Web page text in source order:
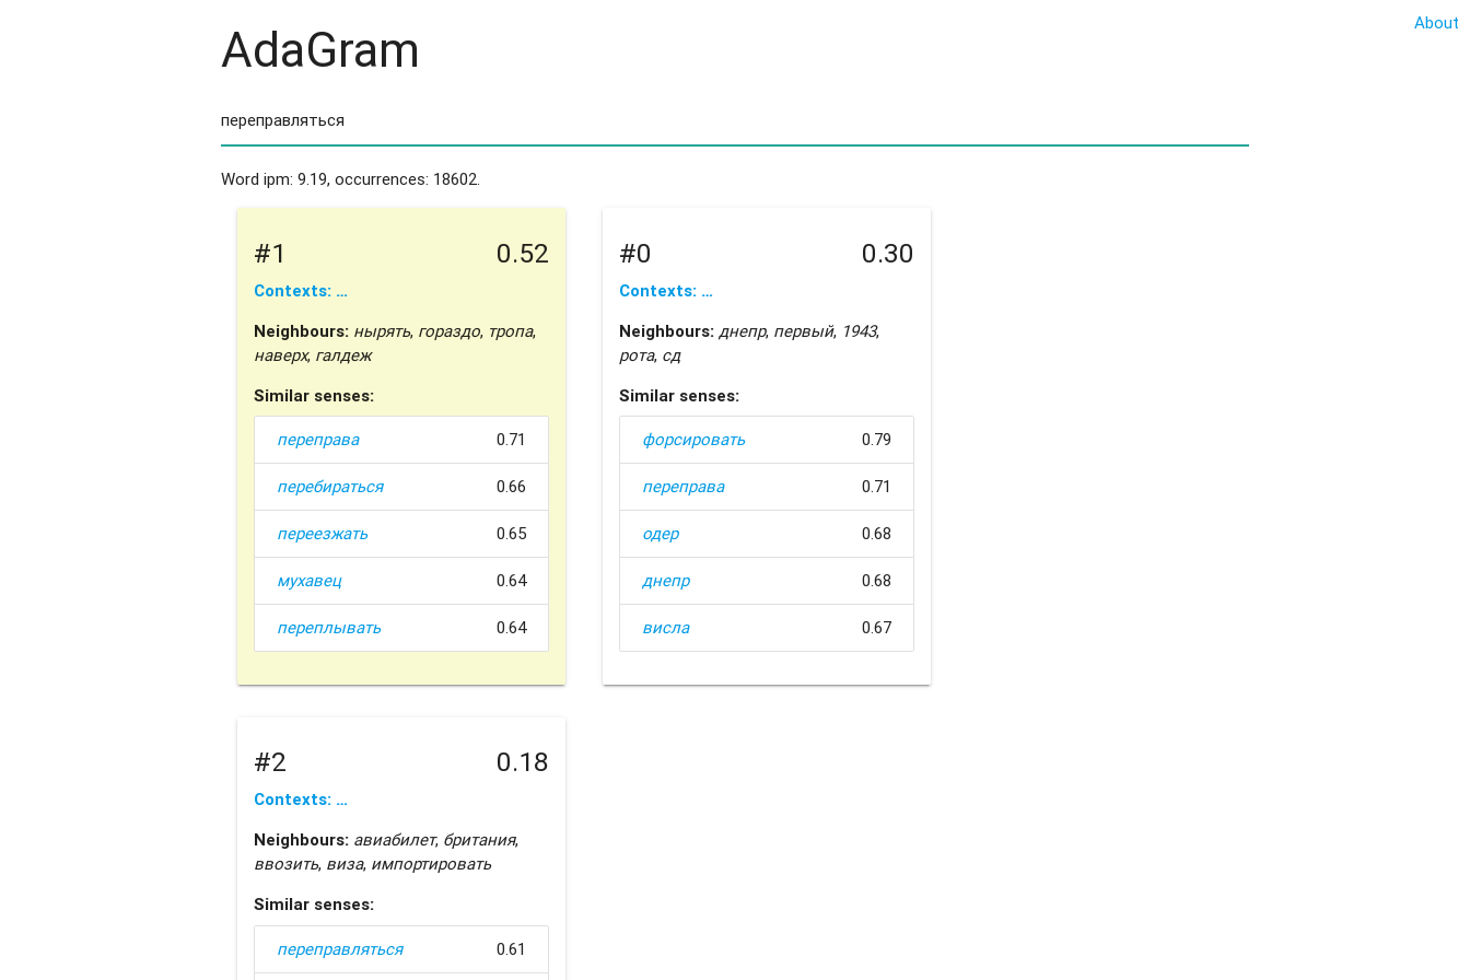
About
AdaGram
Word ipm: 9.19, occurrences: 18602.
#1 0.52
Contexts: …
Neighbours: нырять, гораздо, тропа,
наверх, галдеж
Similar senses:
переправа 0.71
перебираться 0.66
переезжать 0.65
мухавец 0.64
переплывать 0.64
#0 0.30
Contexts: …
Neighbours: днепр, первый, 1943,
рота, сд
Similar senses:
форсировать 0.79
переправа 0.71
одер 0.68
днепр 0.68
висла 0.67
#2 0.18
Contexts: …
Neighbours: авиабилет, британия,
ввозить, виза, импортировать
Similar senses:
переправляться 0.61